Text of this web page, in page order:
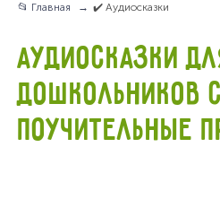
📂 Главная ✔️ Аудиосказки
АУДИОСКАЗКИ
ДОШКОЛЬНИКОВ
ПОУЧИТЕЛЬНЫЕ